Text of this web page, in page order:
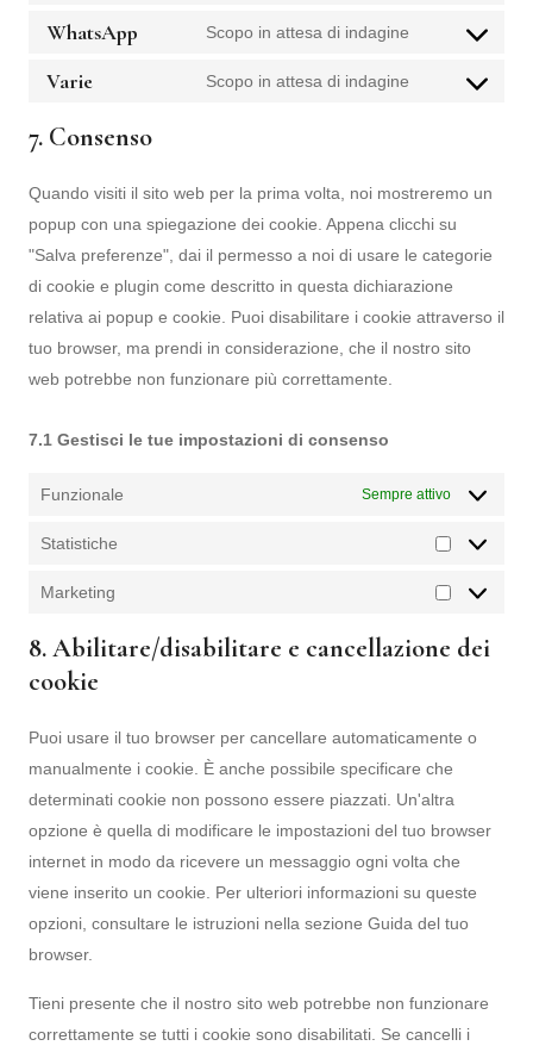
WhatsApp Scopo in attesa di indagine
Varie Scopo in attesa di indagine
7. Consenso
Quando visiti il sito web per la prima volta, noi mostreremo un
popup con una spiegazione dei cookie. Appena clicchi su
"Salva preferenze", dai il permesso a noi di usare le categorie
di cookie e plugin come descritto in questa dichiarazione
relativa ai popup e cookie. Puoi disabilitare i cookie attraverso il
tuo browser, ma prendi in considerazione, che il nostro sito
web potrebbe non funzionare più correttamente.
7.1 Gestisci le tue impostazioni di consenso
Funzionale Sempre attivo
Statistiche
Marketing
8. Abilitare/disabilitare e cancellazione dei
cookie
Puoi usare il tuo browser per cancellare automaticamente o
manualmente i cookie. È anche possibile specificare che
determinati cookie non possono essere piazzati. Un'altra
opzione è quella di modificare le impostazioni del tuo browser
internet in modo da ricevere un messaggio ogni volta che
viene inserito un cookie. Per ulteriori informazioni su queste
opzioni, consultare le istruzioni nella sezione Guida del tuo
browser.
Tieni presente che il nostro sito web potrebbe non funzionare
correttamente se tutti i cookie sono disabilitati. Se cancelli i